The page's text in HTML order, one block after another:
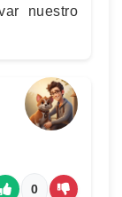
nuestro
0